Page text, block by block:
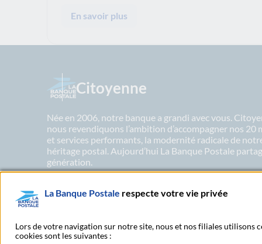
En savoir plus
Citoyenne
Née en 2006, notre banque a grandi avec vous.
nous revendiquons l’ambition d’accompagner nos
et services performants, la modernité radicale de
héritage postal. Aujourd’hui La Banque Postale
génération.
En savoir plus sur nos engagements
La Banque Postale respecte votre vie privée
Lors de votre navigation sur notre site, nous et nos filiales utilisons
cookies sont les suivantes :